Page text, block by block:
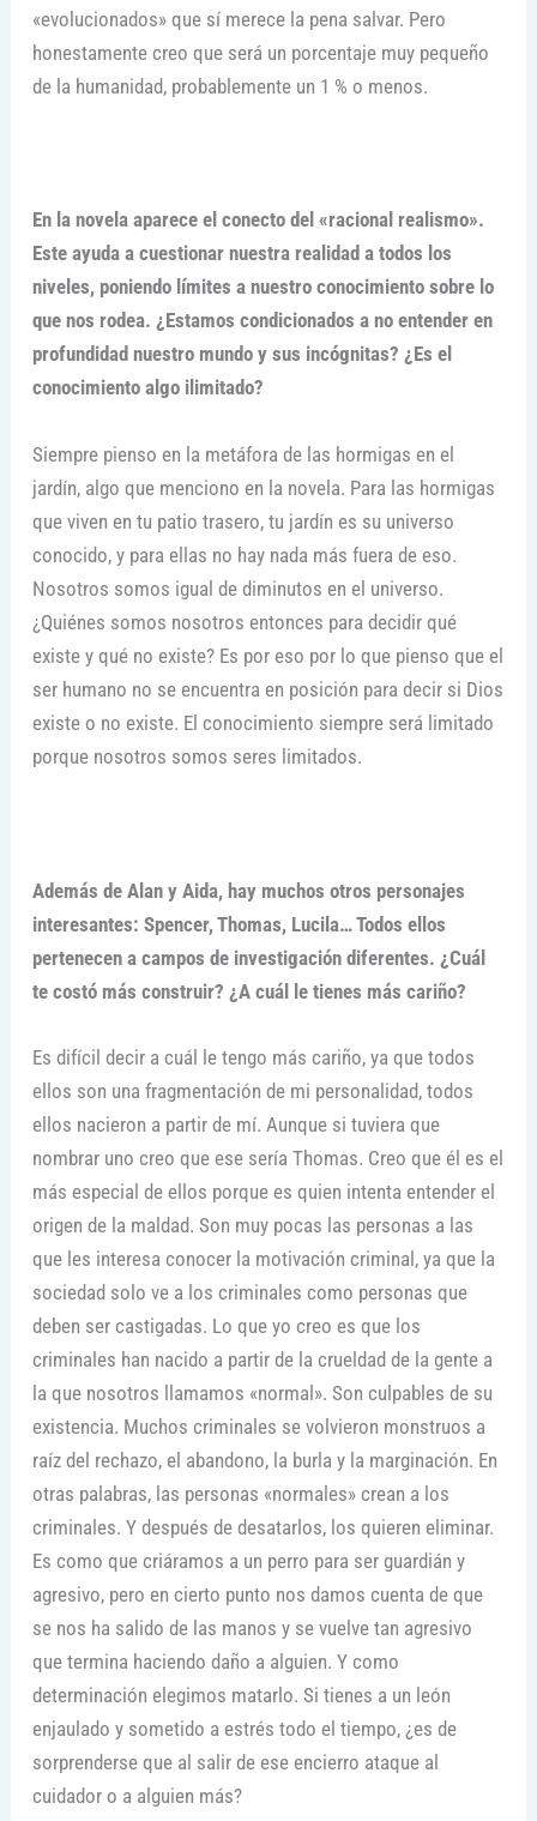
«evolucionados» que sí merece la pena salvar. Pero
honestamente creo que será un porcentaje muy pequeño
de la humanidad, probablemente un 1 % o menos.
En la novela aparece el conecto del «racional realismo».
Este ayuda a cuestionar nuestra realidad a todos los
niveles, poniendo límites a nuestro conocimiento sobre lo
que nos rodea. ¿Estamos condicionados a no entender en
profundidad nuestro mundo y sus incógnitas? ¿Es el
conocimiento algo ilimitado?
Siempre pienso en la metáfora de las hormigas en el
jardín, algo que menciono en la novela. Para las hormigas
que viven en tu patio trasero, tu jardín es su universo
conocido, y para ellas no hay nada más fuera de eso.
Nosotros somos igual de diminutos en el universo.
¿Quiénes somos nosotros entonces para decidir qué
existe y qué no existe? Es por eso por lo que pienso que el
ser humano no se encuentra en posición para decir si Dios
existe o no existe. El conocimiento siempre será limitado
porque nosotros somos seres limitados.
Además de Alan y Aida, hay muchos otros personajes
interesantes: Spencer, Thomas, Lucila… Todos ellos
pertenecen a campos de investigación diferentes. ¿Cuál
te costó más construir? ¿A cuál le tienes más cariño?
Es difícil decir a cuál le tengo más cariño, ya que todos
ellos son una fragmentación de mi personalidad, todos
ellos nacieron a partir de mí. Aunque si tuviera que
nombrar uno creo que ese sería Thomas. Creo que él es el
más especial de ellos porque es quien intenta entender el
origen de la maldad. Son muy pocas las personas a las
que les interesa conocer la motivación criminal, ya que la
sociedad solo ve a los criminales como personas que
deben ser castigadas. Lo que yo creo es que los
criminales han nacido a partir de la crueldad de la gente a
la que nosotros llamamos «normal». Son culpables de su
existencia. Muchos criminales se volvieron monstruos a
raíz del rechazo, el abandono, la burla y la marginación. En
otras palabras, las personas «normales» crean a los
criminales. Y después de desatarlos, los quieren eliminar.
Es como que criáramos a un perro para ser guardián y
agresivo, pero en cierto punto nos damos cuenta de que
se nos ha salido de las manos y se vuelve tan agresivo
que termina haciendo daño a alguien. Y como
determinación elegimos matarlo. Si tienes a un león
enjaulado y sometido a estrés todo el tiempo, ¿es de
sorprenderse que al salir de ese encierro ataque al
cuidador o a alguien más?